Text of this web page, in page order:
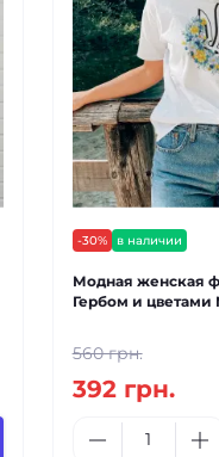
-30% в наличии
Модная женская
Гербом и цветами
560 грн.
392 грн.